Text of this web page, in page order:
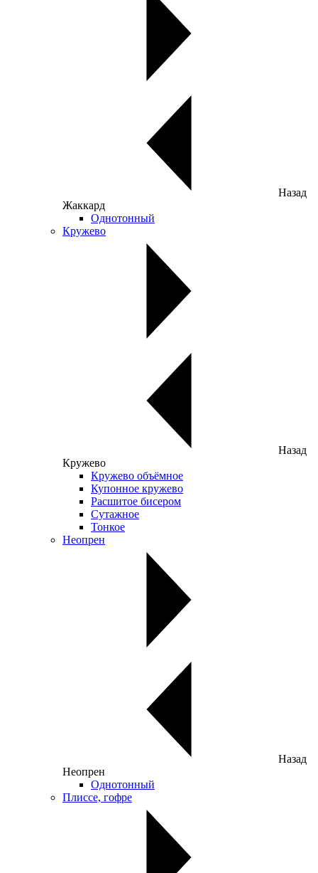
Назад
Жаккард
Однотонный
Кружево
Назад
Кружево
Кружево объёмное
Купонное кружево
Расшитое бисером
Сутажное
Тонкое
Неопрен
Назад
Неопрен
Однотонный
Плиссе, гофре